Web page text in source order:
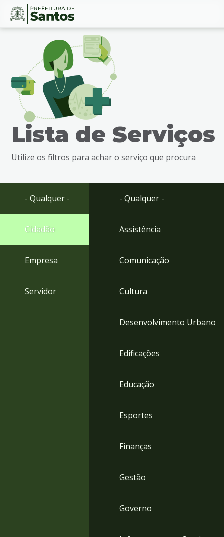
Ir
busca
Ir
rodapé
Conteúdo
Lista de Serviços
Utilize os filtros para achar o serviço que procura
- Qualquer -
Cidadão
Empresa
Servidor
- Qualquer -
Assistência
Comunicação
Cultura
Desenvolvimento Urbano
Edificações
Educação
Esportes
Finanças
Gestão
Governo